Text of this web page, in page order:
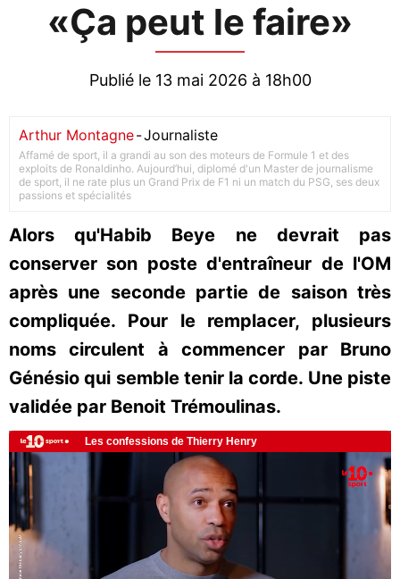
«Ça peut le faire»
Publié le 13 mai 2026 à 18h00
Arthur Montagne-Journaliste
Affamé de sport, il a grandi au son des moteurs de Formule 1 et des
exploits de Ronaldinho. Aujourd’hui, diplomé d'un Master de journalisme
de sport, il ne rate plus un Grand Prix de F1 ni un match du PSG, ses deux
passions et spécialités
Alors qu'Habib Beye ne devrait pas
conserver son poste d'entraîneur de l'OM
après une seconde partie de saison très
compliquée. Pour le remplacer, plusieurs
noms circulent à commencer par Bruno
Génésio qui semble tenir la corde. Une piste
validée par Benoit Trémoulinas.